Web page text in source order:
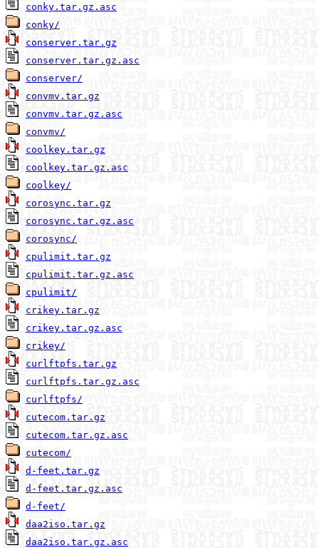
conky.tar.gz.asc
conky/
conserver.tar.gz
conserver.tar.gz.asc
conserver/
convmv.tar.gz
convmv.tar.gz.asc
convmv/
coolkey.tar.gz
coolkey.tar.gz.asc
coolkey/
corosync.tar.gz
corosync.tar.gz.asc
corosync/
cpulimit.tar.gz
cpulimit.tar.gz.asc
cpulimit/
crikey.tar.gz
crikey.tar.gz.asc
crikey/
curlftpfs.tar.gz
curlftpfs.tar.gz.asc
curlftpfs/
cutecom.tar.gz
cutecom.tar.gz.asc
cutecom/
d-feet.tar.gz
d-feet.tar.gz.asc
d-feet/
daa2iso.tar.gz
daa2iso.tar.gz.asc